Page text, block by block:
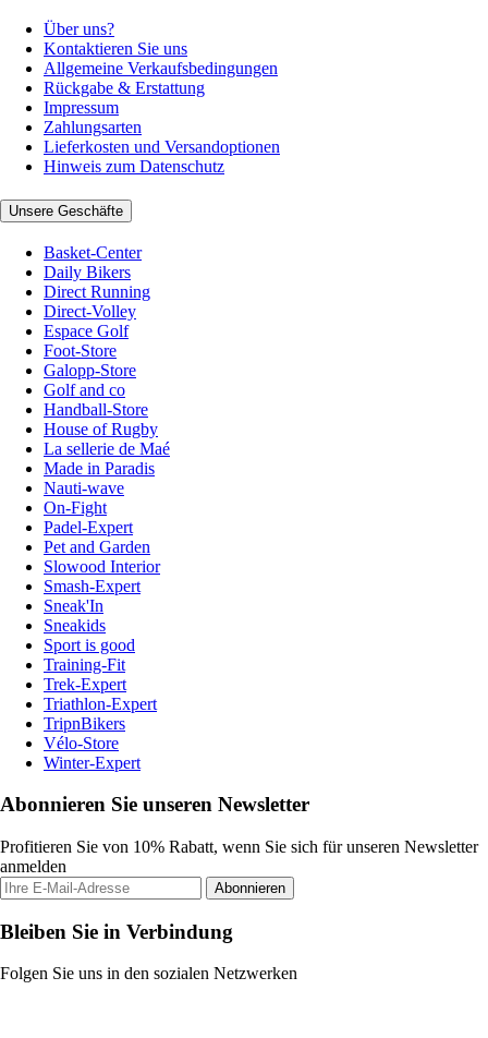
Über uns?
Kontaktieren Sie uns
Allgemeine Verkaufsbedingungen
Rückgabe & Erstattung
Impressum
Zahlungsarten
Lieferkosten und Versandoptionen
Hinweis zum Datenschutz
Unsere Geschäfte
Basket-Center
Daily Bikers
Direct Running
Direct-Volley
Espace Golf
Foot-Store
Galopp-Store
Golf and co
Handball-Store
House of Rugby
La sellerie de Maé
Made in Paradis
Nauti-wave
On-Fight
Padel-Expert
Pet and Garden
Slowood Interior
Smash-Expert
Sneak'In
Sneakids
Sport is good
Training-Fit
Trek-Expert
Triathlon-Expert
TripnBikers
Vélo-Store
Winter-Expert
Abonnieren Sie unseren Newsletter
Profitieren Sie von 10% Rabatt, wenn Sie sich für unseren Newsletter
anmelden
Abonnieren
Bleiben Sie in Verbindung
Folgen Sie uns in den sozialen Netzwerken